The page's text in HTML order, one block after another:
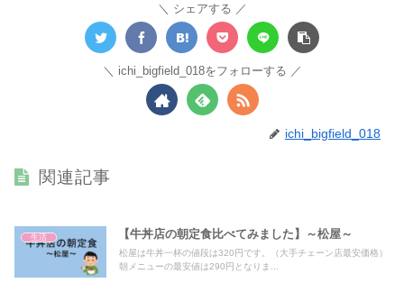
シェアする
ichi_bigfield_018をフォローする
ichi_bigfield_018
関連記事
生活 【牛丼店の朝定食比べてみました】～松屋～
松屋は牛丼一杯の値段は320円です。（大手チェーン店最安価格）
朝メニューの最安値は290円となりま...